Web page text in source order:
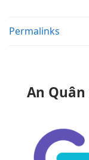
Permalinks
An Quân